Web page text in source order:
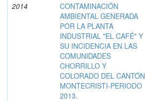
2014
CONTAMINACIÓN
AMBIENTAL GENERADA
POR LA PLANTA
INDUSTRIAL "EL CAFÉ" Y
SU INCIDENCIA EN LAS
COMUNIDADES
CHORRILLO Y
COLORADO DEL CANTÓN
MONTECRISTI-PERIODO
2013.